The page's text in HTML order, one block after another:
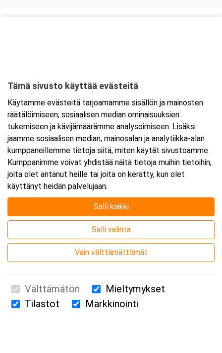
Tarkempi kartta ja ajo-ohjeet
Suomen Ensiapukoulutus Oy / Valimotie 21 / 00380 Helsinki
Tämä sivusto käyttää evästeitä
Käytämme evästeitä tarjoamamme sisällön ja mainosten
räätälöimiseen, sosiaalisen median ominaisuuksien
tukemiseen ja kävijämäärämme analysoimiseen. Lisäksi
jaamme sosiaalisen median, mainosalan ja analytiikka-alan
kumppaneillemme tietoja siitä, miten käytät sivustoamme.
Kumppanimme voivat yhdistää näitä tietoja muihin tietoihin,
joita olet antanut heille tai joita on kerätty, kun olet
käyttänyt heidän palvelujaan.
Salli kaikki
Salli valinta
Vain välttämättömät
Välttämätön
Mieltymykset
Tilastot
Markkinointi